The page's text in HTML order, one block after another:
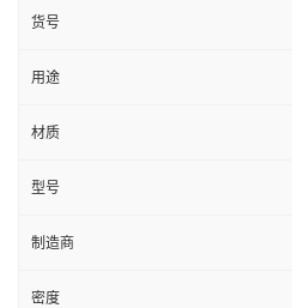
货号
用途
材质
型号
制造商
密度